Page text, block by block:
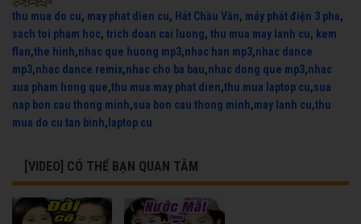
thu mua do cu, may phat dien cu, Hát Chầu Văn, máy phát điện 3 pha,
sach toi pham hoc, trich doan cai luong, thu mua may lanh cu, kem
flan,the hinh,nhac que huong mp3,nhac han mp3,nhac dance
mp3,nhac dance remix,nhac cho ba bau,nhac dong que mp3,nhac
xua pham hong que,thu mua may phat dien,thu mua laptop cu,sua
nap bon cau thong minh,sua bon cau thong minh,may lanh cu,thu
mua do cu tan binh, laptop cu
[VIDEO] CÓ THỂ BẠN QUAN TÂM